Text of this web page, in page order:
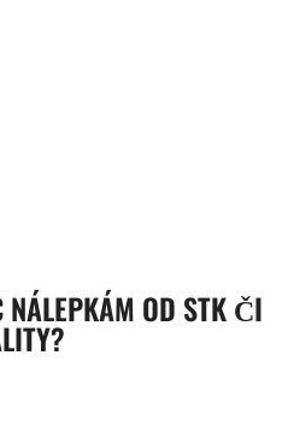
NÁLEPKÁM OD STK ČI